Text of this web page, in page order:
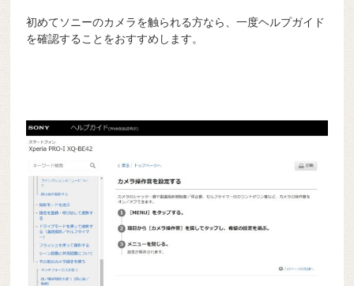
初めてソニーのカメラを触られる方なら、一度ヘルプガイド
を確認することをおすすめします。